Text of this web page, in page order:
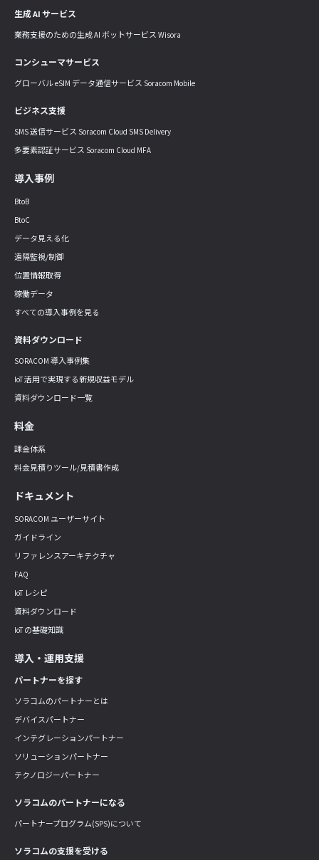
生成 AI サービス
業務支援のための生成 AI ボットサービス Wisora
コンシューマサービス
グローバル eSIM データ通信サービス Soracom Mobile
ビジネス支援
SMS 送信サービス Soracom Cloud SMS Delivery
多要素認証サービス Soracom Cloud MFA
導入事例
BtoB
BtoC
データ見える化
遠隔監視/制御
位置情報取得
稼働データ
すべての導入事例を見る
資料ダウンロード
SORACOM 導入事例集
IoT 活用で実現する新規収益モデル
資料ダウンロード一覧
料金
課金体系
料金見積りツール/見積書作成
ドキュメント
SORACOM ユーザーサイト
ガイドライン
リファレンスアーキテクチャ
FAQ
IoT レシピ
資料ダウンロード
IoT の基礎知識
導入・運用支援
パートナーを探す
ソラコムのパートナーとは
デバイスパートナー
インテグレーションパートナー
ソリューションパートナー
テクノロジーパートナー
ソラコムのパートナーになる
パートナープログラム(SPS)について
ソラコムの支援を受ける